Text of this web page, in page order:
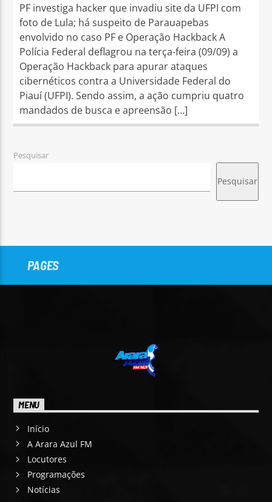
PF investiga hacker que invadiu site da UFPI com
foto de Lula; há suspeito de Parauapebas
envolvido no caso PF e Operação Hackback A
Polícia Federal deflagrou na terça-feira (09/09) a
Operação Hackback para apurar ataques
cibernéticos contra a Universidade Federal do
Piauí (UFPI). Sendo assim, a ação cumpriu quatro
mandados de busca e apreensão […]
Pesquisar
Pesquisar
PAGES
MENU
Início
A Arara Azul FM
Locutores
Programações
Notícias